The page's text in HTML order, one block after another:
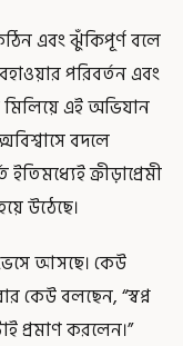
এবং ঝুঁকিপূর্ণ বলে
পরিবর্তন এবং
মিলিয়ে এই অভিযান
বদলে
ক্রীড়াপ্রেমী
উঠেছে।
আসছে। কেউ
কেউ বলছেন, “স্বপ্ন
প্রমাণ করলেন।”